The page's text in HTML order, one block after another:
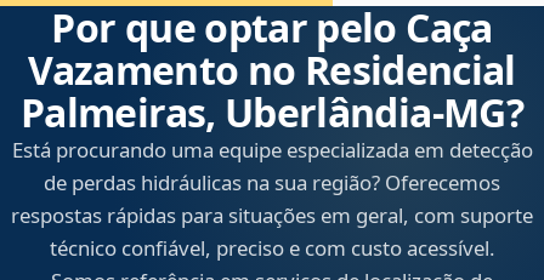
Por que optar pelo Caça
Vazamento no Residencial
Palmeiras, Uberlândia‑MG?
Está procurando uma equipe especializada em detecção
de perdas hidráulicas na sua região? Oferecemos
respostas rápidas para situações em geral, com suporte
técnico confiável, preciso e com custo acessível.